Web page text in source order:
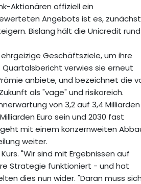
Aktionären offiziell ein
Angebots ist es, zunächst
Bislang hält die Unicredit rund
Geschäftsziele, um ihre
verwies sie erneut
anbiete, und bezeichnet die
als "vage" und risikoreich.
von 3,2 auf 3,4 Milliarden
Euro sein und 2030 fast
mit einem konzernweiten
weiter.
"Wir sind mit Ergebnissen auf
Strategie funktioniert - und hat
dies nun wider. "Daran muss sich